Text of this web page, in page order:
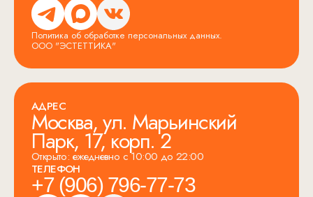
Политика об обработке персональных данных.
ООО "ЭСТЕТТИКА"
АДРЕС
Москва, ул. Марьинский
Парк, 17, корп. 2
Открыто: ежедневно с 10:00 до 22:00
ТЕЛЕФОН
+7 (906) 796-77-73